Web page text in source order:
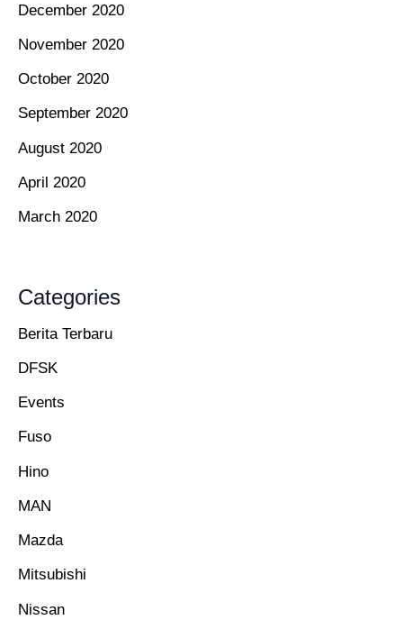
December 2020
November 2020
October 2020
September 2020
August 2020
April 2020
March 2020
Categories
Berita Terbaru
DFSK
Events
Fuso
Hino
MAN
Mazda
Mitsubishi
Nissan